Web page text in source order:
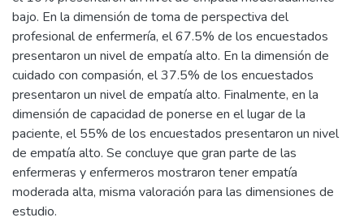
bajo. En la dimensión de toma de perspectiva del
profesional de enfermería, el 67.5% de los encuestados
presentaron un nivel de empatía alto. En la dimensión de
cuidado con compasión, el 37.5% de los encuestados
presentaron un nivel de empatía alto. Finalmente, en la
dimensión de capacidad de ponerse en el lugar de la
paciente, el 55% de los encuestados presentaron un nivel
de empatía alto. Se concluye que gran parte de las
enfermeras y enfermeros mostraron tener empatía
moderada alta, misma valoración para las dimensiones de
estudio.